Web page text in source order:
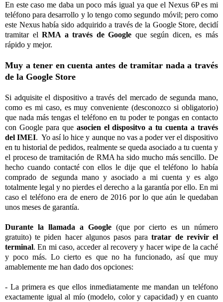
En este caso me daba un poco más igual ya que el Nexus 6P es mi
teléfono para desarrollo y lo tengo como segundo móvil; pero como
este Nexus había sido adquirido a través de la Google Store, decidí
tramitar elRMA a través de Google que según dicen, es más
rápido y mejor.
Muy a tener en cuenta antes de tramitar nada a través
de la Google Store
Si adquisite el dispositivo a través del mercado de segunda mano,
como es mi caso, es muy conveniente (desconozco si obligatorio)
que nada más tengas el teléfono en tu poder te pongas en contacto
con Google para queasocien el dispositvo a tu cuenta a través
del IMEI. Yo así lo hice y aunque no vas a poder ver el dispositivo
en tu historial de pedidos, realmente se queda asociado a tu cuenta y
el proceso de tramitación de RMA ha sido mucho más sencillo. De
hecho cuando contacté con ellos le dije que el teléfono lo había
comprado de segunda mano y asociado a mi cuenta y es algo
totalmente legal y no pierdes el derecho a la garantía por ello. En mi
caso el teléfono era de enero de 2016 por lo que aún le quedaban
unos meses de garantía.
Durante la llamada a Google(que por cierto es un número
gratuito) te piden hacer algunos pasos paratratar de revivir el
terminal. En mi caso, acceder al recovery y hacer wipe de la caché
y poco más. Lo cierto es que no ha funcionado, así que muy
amablemente me han dado dos opciones:
- La primera es que ellos inmediatamente me mandan un teléfono
exactamente igual al mío (modelo, color y capacidad) y en cuanto